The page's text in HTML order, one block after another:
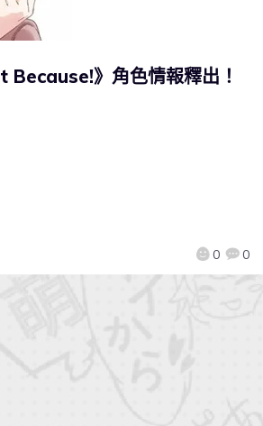
Because!》角色情報釋出！
0 0